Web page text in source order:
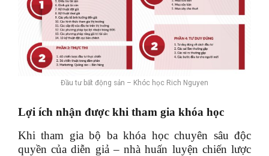
Đầu tư bất động sản – Khóc học Rich Nguyen
Lợi ích nhận được khi tham gia khóa học
Khi tham gia bộ ba khóa học chuyên sâu độc
quyền của diễn giả – nhà huấn luyện chiến lược